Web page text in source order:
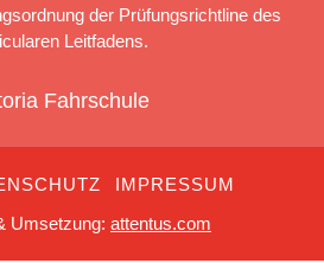
der Prüfungsrichtline des
Leitfadens.
Fahrschule
IMPRESSUM
Umsetzung: attentus.com